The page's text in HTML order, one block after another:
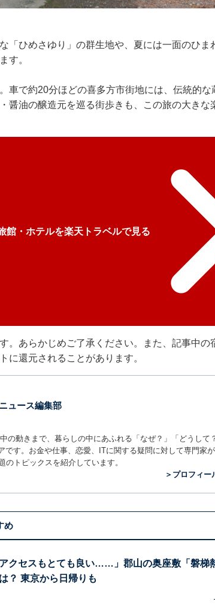
「ひめさゆり」の群生地や、夏には一面のひま
す。
車で約20分ほどの喜多方市街地には、伝統的な
醤油の醸造元を巡る街歩きも、この旅の大きな
館・ホテルを楽天トラベルで見る
。あらかじめご了承ください。また、記事中の
に還元されることがあります。
ュース編集部
の動きまで、暮らしの中にあふれる「なぜ？」「どうして
す。お金や仕事、恋愛、ITに関する疑問に対して専門家
トピックスを紹介しています。
＞プロフィー
め
アクセスもとても良い……」郡山の奥座敷「磐梯
？ 東京から日帰りも